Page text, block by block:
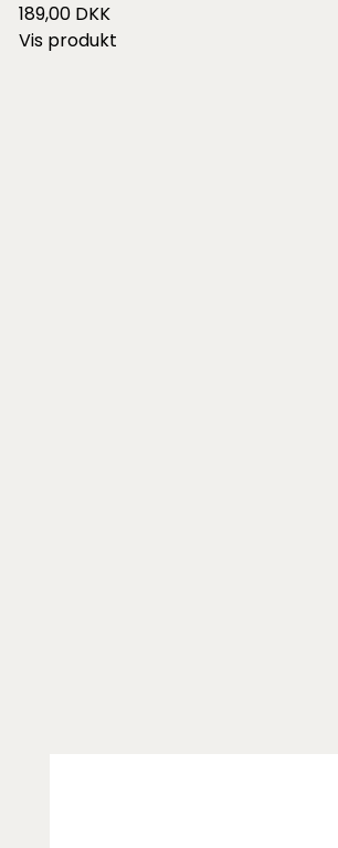
189,00 DKK
Vis produkt